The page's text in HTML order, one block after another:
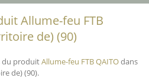
Allume-feu FTB
de) (90)
du produitAllume-feu FTB QAITOdans
de) (90).